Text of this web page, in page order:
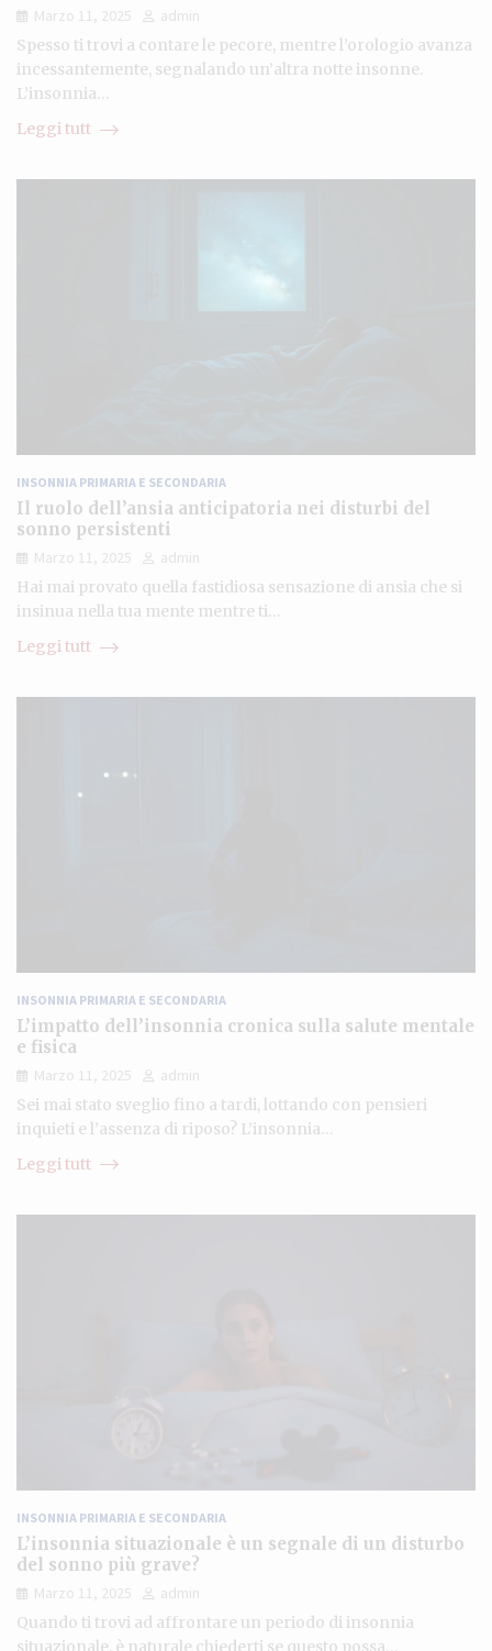
Marzo 11, 2025
admin
Spesso ti trovi a contare le pecore, mentre l’orologio avanza
incessantemente, segnalando un’altra notte insonne.
L’insonnia…
Leggi tutt
INSONNIA PRIMARIA E SECONDARIA
Il ruolo dell’ansia anticipatoria nei disturbi del
sonno persistenti
Marzo 11, 2025
admin
Hai mai provato quella fastidiosa sensazione di ansia che si
insinua nella tua mente mentre ti…
Leggi tutt
INSONNIA PRIMARIA E SECONDARIA
L’impatto dell’insonnia cronica sulla salute mentale
e fisica
Marzo 11, 2025
admin
Sei mai stato sveglio fino a tardi, lottando con pensieri
inquieti e l’assenza di riposo? L’insonnia…
Leggi tutt
INSONNIA PRIMARIA E SECONDARIA
L’insonnia situazionale è un segnale di un disturbo
del sonno più grave?
Marzo 11, 2025
admin
Quando ti trovi ad affrontare un periodo di insonnia
situazionale, è naturale chiederti se questo possa…